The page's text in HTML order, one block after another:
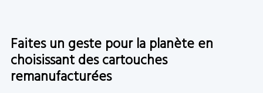
Faites un geste pour la planète en
choisissant des cartouches
remanufacturées